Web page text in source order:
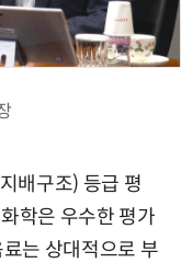
배구조) 등급 평
학은 우수한 평가
는 상대적으로 부